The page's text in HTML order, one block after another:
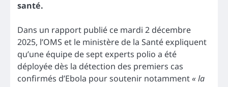
santé.
Dans un rapport publié ce mardi 2 décembre
2025, l’OMS et le ministère de la Santé expliquent
qu’une équipe de sept experts polio a été
déployée dès la détection des premiers cas
confirmés d’Ebola pour soutenir notamment« la